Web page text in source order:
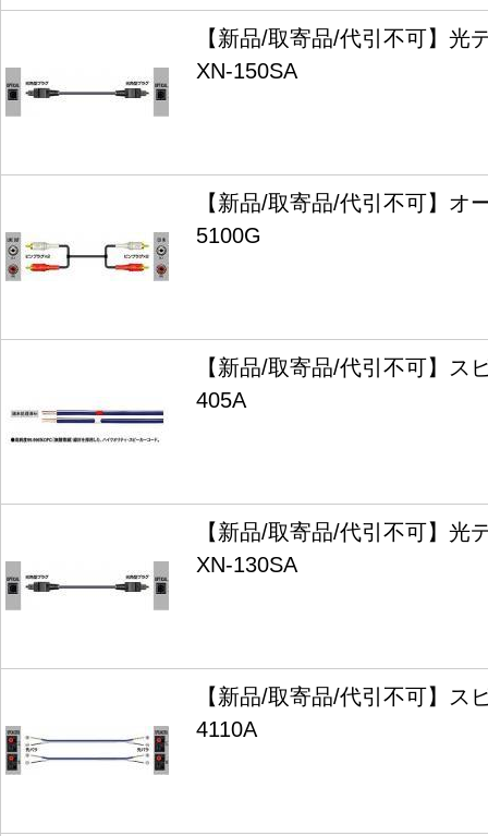
【新品/取寄品/代引不可】光
XN-150SA
【新品/取寄品/代引不可】オ
5100G
【新品/取寄品/代引不可】ス
405A
【新品/取寄品/代引不可】光
XN-130SA
【新品/取寄品/代引不可】ス
4110A